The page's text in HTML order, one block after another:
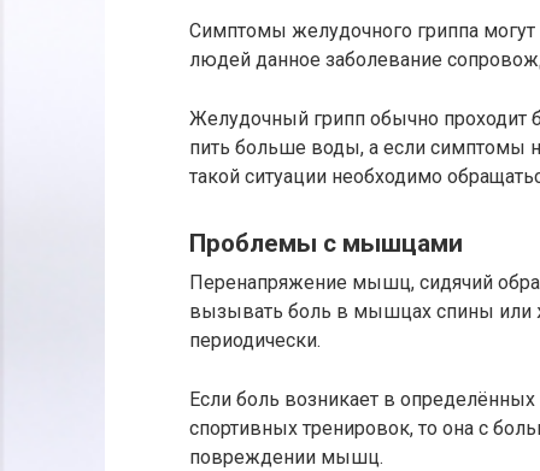
Симптомы желудочного гриппа
людей данное заболевание
Желудочный грипп обычно проходит
пить больше воды, а если симптомы
такой ситуации необходимо
Проблемы с мышцами
Перенапряжение мышц, сидячий
вызывать боль в мышцах спины или
периодически.
Если боль возникает в
спортивных тренировок, то она с
повреждении мышц.